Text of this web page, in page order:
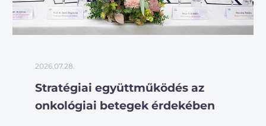
2026.07.28.
Stratégiai együttműködés az
onkológiai betegek érdekében